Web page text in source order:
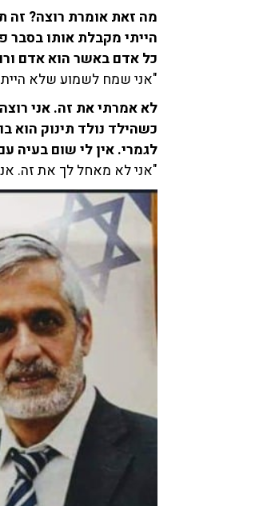
מה זאת אומרת רוצה? זה
הייתי מקבלת אותו בסבר
כל אדם באשר הוא אדם
"אני שמח לשמוע שלא היית
לא אמרתי את זה. אני
כשהילד נולד תינוק הוא
לגמרי. אין לי שום בעיה
"אני לא מאחל לך את זה.